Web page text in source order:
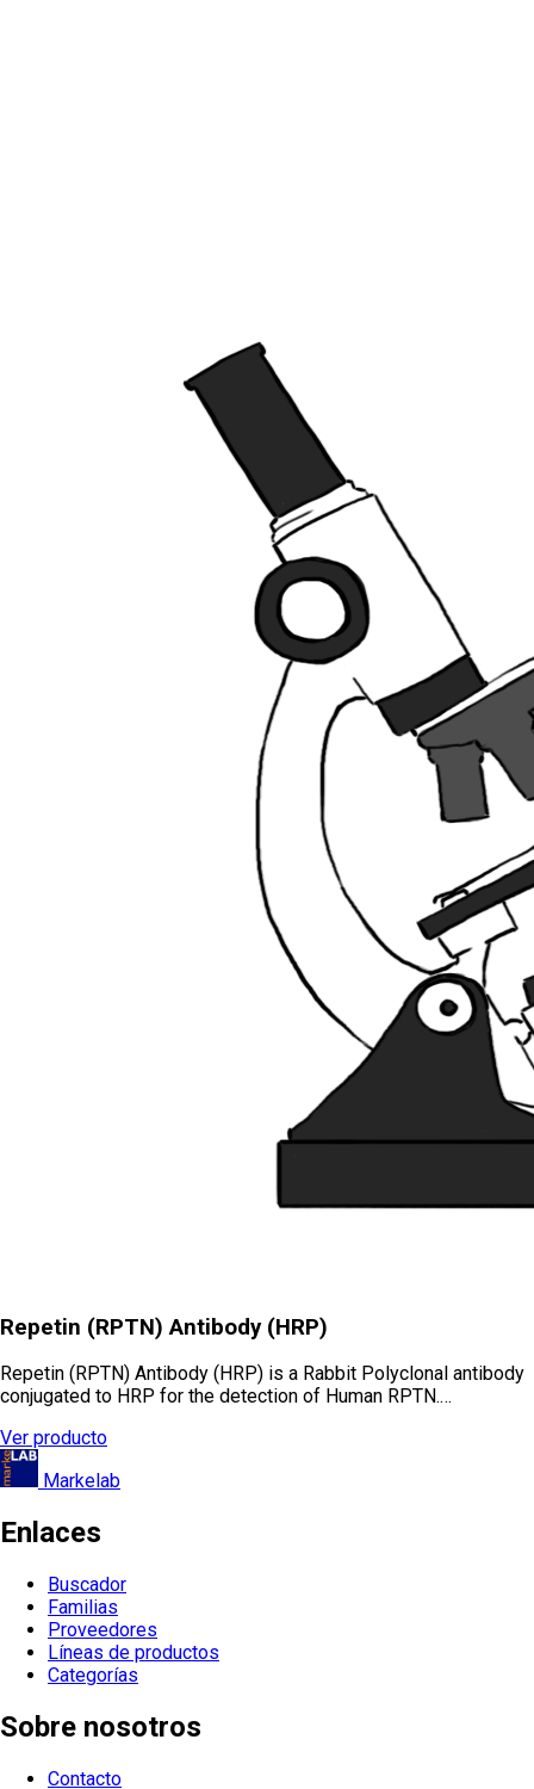
Repetin (RPTN) Antibody (HRP)
Repetin (RPTN) Antibody (HRP) is a Rabbit Polyclonal antibody
conjugated to HRP for the detection of Human RPTN.…
Ver producto
Markelab
Enlaces
Buscador
Familias
Proveedores
Líneas de productos
Categorías
Sobre nosotros
Contacto